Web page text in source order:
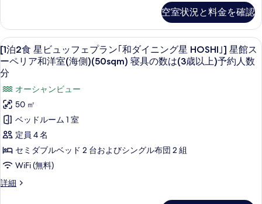
す
べ
て
の
写
真
を
表
示
す
る
表
示
す
る
ー
ブ
ー
ス
の
み,
温
泉・
お
食
事
ス
の
み,
温
泉・
お
食
事
会
場
は
棟)
の
細
ア
ル
ダ
ブ
8F
(21sqm)
(シ
ャ
ワ
ー
ブ
ア
ル
ダ
ブ
ル
(21sqm)
(シ
ャ
ワ
ー
ブ
ー
ス
の
み,
ン
｢TERRACE
&
DINING
SORA｣]
宙
館
プ
レ
ミ
ア
ム
SORA
ビ
ュ
ッ
フ
ェ
プ
ラ
ン
｢TERRACE
&
DINING
SORA｣]
宙
プ
空室状況と料金を確認
[1
泊
2
食
星
ビ
ュ
ッ
フ
ェ
セーフティボックス (室内)、遮光カ
11
[1泊2食 星ビュッフェプラン｢和ダイニング星 HOSHI｣] 星館ス
ーペリア和洋室(海側)(50sqm) 寝具の数は(3歳以上)予約人数
分
オーシャンビュー
50 ㎡
ベッドルーム 1 室
定員 4 名
セミダブルベッド 2 台およびシングル布団 2 組
WiFi (無料)
詳細
[1